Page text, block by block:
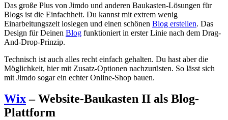
Das große Plus von Jimdo und anderen Baukasten-Lösungen für
Blogs ist die Einfachheit. Du kannst mit extrem wenig
Einarbeitungszeit loslegen und einen schönen Blog erstellen. Das
Design für Deinen Blog funktioniert in erster Linie nach dem Drag-
And-Drop-Prinzip.
Technisch ist auch alles recht einfach gehalten. Du hast aber die
Möglichkeit, hier mit Zusatz-Optionen nachzurüsten. So lässt sich
mit Jimdo sogar ein echter Online-Shop bauen.
Wix– Website-Baukasten II als Blog-
Plattform